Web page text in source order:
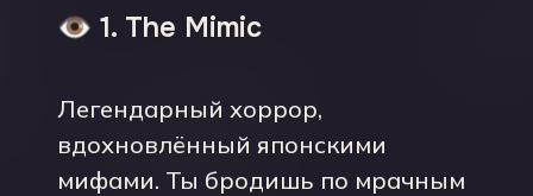
👁️ 1. The Mimic
Легендарный хоррор,
вдохновлённый японскими
мифами. Ты бродишь по мрачным